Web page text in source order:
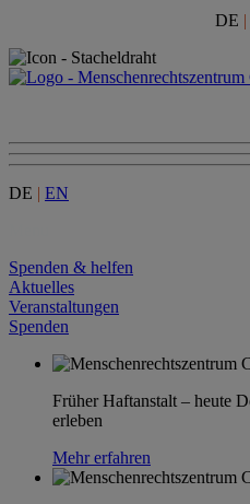
DE |
DE | EN
Spenden & helfen
Aktuelles
Veranstaltungen
Spenden
Früher Haftanstalt – heute
erleben
Mehr erfahren